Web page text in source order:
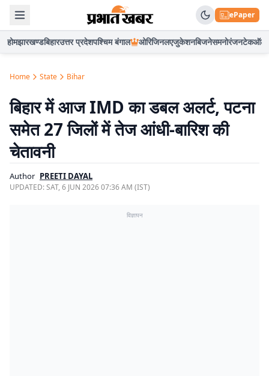
ePaper
होमझारखण्डबिहारउत्तर प्रदेशपश्चिम बंगाल ओरिजिनलएजुकेशनबिजनेसमनोरंजनटेकऑटो
Home State Bihar
बिहार में आज IMD का डबल अलर्ट, पटना
समेत 27 जिलों में तेज आंधी-बारिश की
चेतावनी
Author PREETI DAYAL
UPDATED:SAT, 6 JUN 2026 07:36 AM (IST)
विज्ञापन